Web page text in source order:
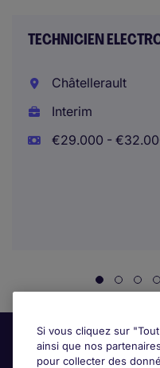
TECHNICIEN
Châtellerault
Interim
€29.000 -
Si vous cliquez sur
ainsi que nos
pour collecter des